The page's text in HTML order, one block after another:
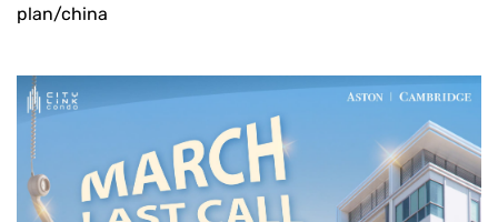
plan/china